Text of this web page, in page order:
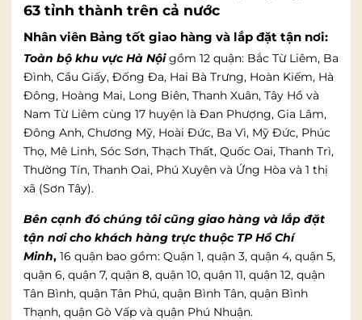
63 tỉnh thành trên cả nước
Nhân viên Bảng tốt giao hàng và lắp đặt tận nơi:
Toàn bộ khu vực Hà Nội gồm 12 quận: Bắc Từ Liêm, Ba
Đình, Cầu Giấy, Đống Đa, Hai Bà Trưng, Hoàn Kiếm, Hà
Đông, Hoàng Mai, Long Biên, Thanh Xuân, Tây Hồ và
Nam Từ Liêm cùng 17 huyện là Đan Phượng, Gia Lâm,
Đông Anh, Chương Mỹ, Hoài Đức, Ba Vì, Mỹ Đức, Phúc
Thọ, Mê Linh, Sóc Sơn, Thạch Thất, Quốc Oai, Thanh Trì,
Thường Tín, Thanh Oai, Phú Xuyên và Ứng Hòa và 1 thị
xã (Sơn Tây).
Bên cạnh đó chúng tôi cũng giao hàng và lắp đặt
tận nơi cho khách hàng trực thuộc TP Hồ Chí
Minh, 16 quận bao gồm: Quận 1, quận 3, quận 4, quận 5,
quận 6, quận 7, quận 8, quận 10, quận 11, quận 12, quận
Tân Bình, quận Tân Phú, quận Bình Tân, quận Bình
Thạnh, quận Gò Vấp và quận Phú Nhuận.